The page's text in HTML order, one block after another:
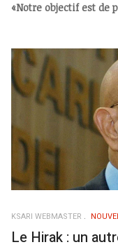
«Notre objectif est de
KSARI WEBMASTER
Le Hirak : un